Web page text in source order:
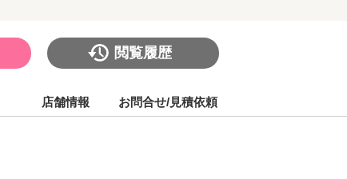
閲覧履歴
店舗情報 お問合せ/見積依頼